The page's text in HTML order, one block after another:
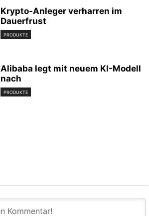
Krypto-Anleger verharren im
Dauerfrust
PRODUKTE
Alibaba legt mit neuem KI-Modell
nach
PRODUKTE